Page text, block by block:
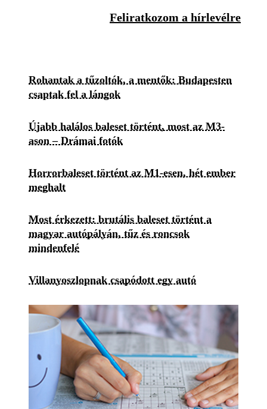
Feliratkozom a hírlevélre
Rohantak a tűzoltók, a mentők: Budapesten
csaptak fel a lángok
Újabb halálos baleset történt, most az M3-
ason – Drámai fotók
Horrorbaleset történt az M1-esen, hét ember
meghalt
Most érkezett: brutális baleset történt a
magyar autópályán, tűz és roncsok
mindenfelé
Villanyoszlopnak csapódott egy autó